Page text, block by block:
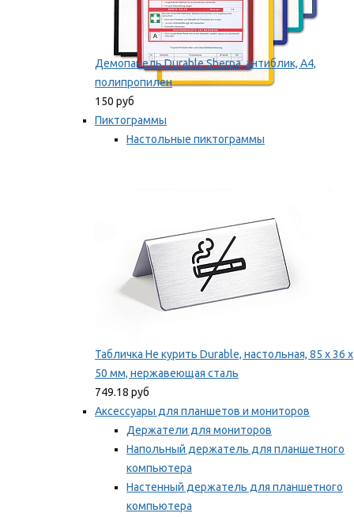
Демопанель Durable Sherpa, антиблик, А4,
полипропилен
150 руб
Пиктограммы
Настольные пиктограммы
Табличка Не курить Durable, настольная, 85 x 36 x
50 мм, нержавеющая сталь
749.18 руб
Аксессуары для планшетов и мониторов
Держатели для мониторов
Напольный держатель для планшетного
компьютера
Настенный держатель для планшетного
компьютера